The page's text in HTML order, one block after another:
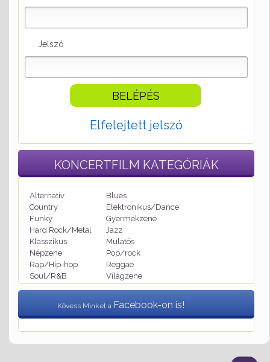
Jelszó
Elfelejtett jelszó
KONCERTFILM KATEGÓRIÁK
Alternatív
Blues
Country
Elektronikus/Dance
Funky
Gyermekzene
Hard Rock/Metal
Jazz
Klasszikus
Mulatós
Népzene
Pop/rock
Rap/Hip-hop
Reggae
Soul/R&B
Világzene
Kövess Minket a Facebook-on is!